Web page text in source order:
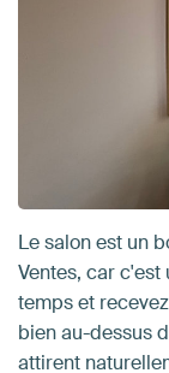
Le salon est un
Ventes, car c'est
temps et
bien au-dessus
attirent